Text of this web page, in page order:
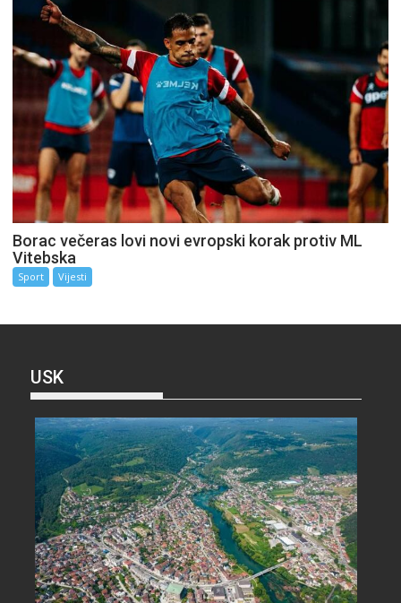
Borac večeras lovi novi evropski korak protiv ML
Vitebska
Sport Vijesti
USK